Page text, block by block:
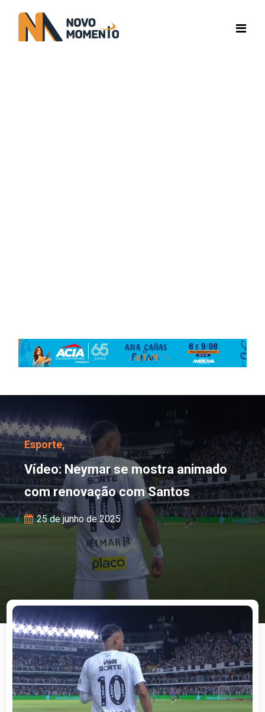
Vídeo: Neymar se
Esporte,
Vídeo: Neymar se mostra animado
com renovação com Santos
25 de junho de 2025